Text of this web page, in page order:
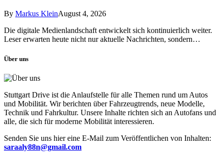
By Markus KleinAugust 4, 2026
Die digitale Medienlandschaft entwickelt sich kontinuierlich weiter.
Leser erwarten heute nicht nur aktuelle Nachrichten, sondern…
Über uns
Stuttgart Drive ist die Anlaufstelle für alle Themen rund um Autos
und Mobilität. Wir berichten über Fahrzeugtrends, neue Modelle,
Technik und Fahrkultur. Unsere Inhalte richten sich an Autofans und
alle, die sich für moderne Mobilität interessieren.
Senden Sie uns hier eine E-Mail zum Veröffentlichen von Inhalten:
saraaly88n@gmail.com